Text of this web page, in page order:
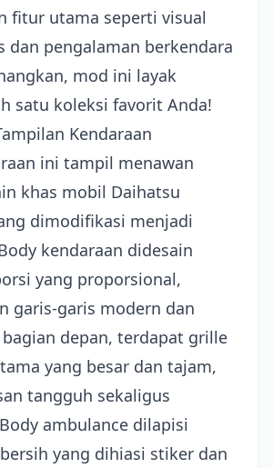
fitur utama seperti visual
dan pengalaman berkendara
mod ini layak
satu koleksi favorit Anda!
Kendaraan
ini tampil menawan
khas mobil Daihatsu
dimodifikasi menjadi
kendaraan didesain
yang proporsional,
garis-garis modern dan
bagian depan, terdapat grille
yang besar dan tajam,
tangguh sekaligus
ambulance dilapisi
yang dihiasi stiker dan